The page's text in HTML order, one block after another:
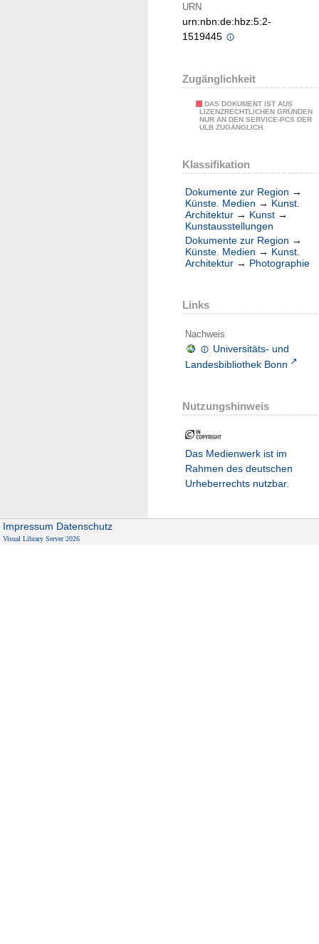
URN
urn:nbn:de:hbz:5:2-
1519445
Zugänglichkeit
DAS DOKUMENT IST AUS
LIZENZRECHTLICHEN GRÜNDEN
NUR AN DEN SERVICE-PCS DER
ULB ZUGÄNGLICH.
Klassifikation
Dokumente zur Region →
Künste. Medien → Kunst.
Architektur → Kunst →
Kunstausstellungen
Dokumente zur Region →
Künste. Medien → Kunst.
Architektur → Photographie
Links
Nachweis
Universitäts- und
Landesbibliothek Bonn
Nutzungshinweis
Das Medienwerk ist im
Rahmen des deutschen
Urheberrechts nutzbar.
Impressum Datenschutz
Visual Library Server 2026